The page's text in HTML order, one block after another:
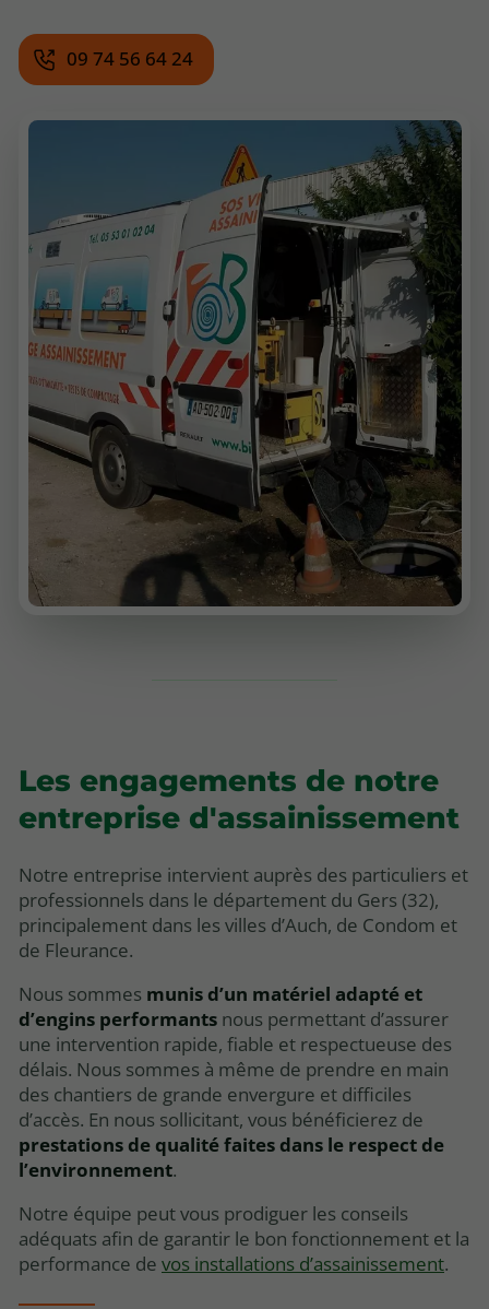
09 74 56 64 24
Les engagements de notre
entreprise d'assainissement
Notre entreprise intervient auprès des particuliers et
professionnels dans le département du Gers (32),
principalement dans les villes d’Auch, de Condom et
de Fleurance.
Nous sommes munis d’un matériel adapté et
d’engins performants nous permettant d’assurer
une intervention rapide, fiable et respectueuse des
délais. Nous sommes à même de prendre en main
des chantiers de grande envergure et difficiles
d’accès. En nous sollicitant, vous bénéficierez de
prestations de qualité faites dans le respect de
l’environnement.
Notre équipe peut vous prodiguer les conseils
adéquats afin de garantir le bon fonctionnement et la
performance de vos installations d’assainissement.